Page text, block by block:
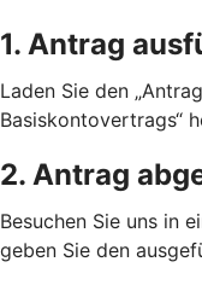
1. Antrag
Laden Sie den
Basiskontovertrags“
2. Antrag
Besuchen Sie uns in
geben Sie den